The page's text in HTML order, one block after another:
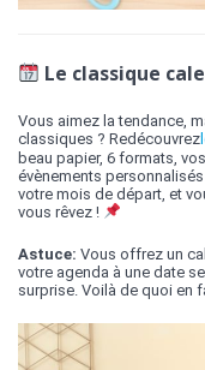
Le classique
Vous aimez la tendance,
classiques ? Redécouvrez
beau papier, 6 formats,
évènements
votre mois de départ, et
vous rêvez !
Astuce: Vous offrez un
votre agenda à une date
surprise. Voilà de quoi en